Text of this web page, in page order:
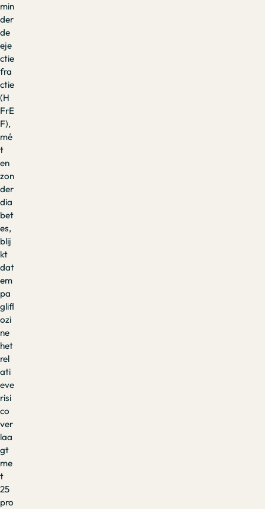
min
der
de
eje
ctie
fra
ctie
(H
FrE
F),
mé
t
en
zon
der
dia
bet
es,
blij
kt
dat
em
pa
glifl
ozi
ne
het
rel
ati
eve
risi
co
ver
laa
gt
me
t
25
pro